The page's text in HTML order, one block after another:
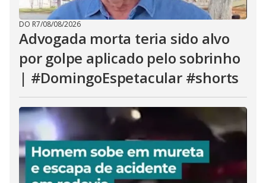
DO R7/08/08/2026
Advogada morta teria sido alvo
por golpe aplicado pelo sobrinho
| #DomingoEspetacular #shorts